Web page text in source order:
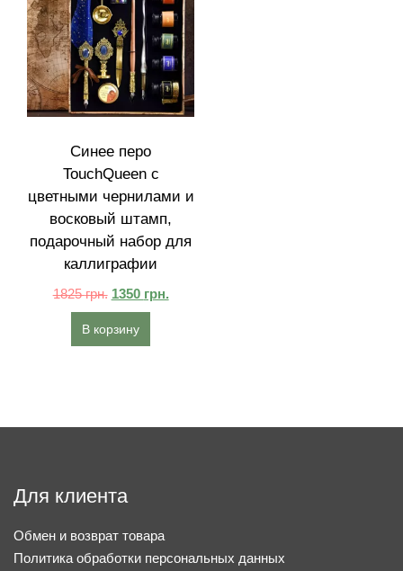
Синее перо
TouchQueen с
цветными чернилами и
восковый штамп,
подарочный набор для
каллиграфии
1825грн. 1350 грн.
В корзину
Для клиента
Обмен и возврат товара
Политика обработки персональных данных